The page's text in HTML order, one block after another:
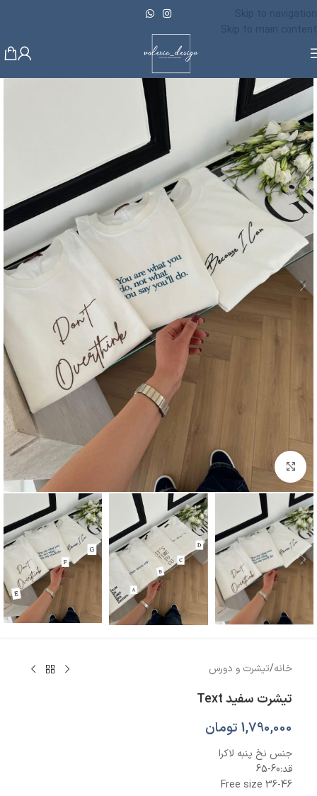
Skip to navigation
Skip to main content
بزرگنمایی تصویر
خانه/تیشرت و دورس
تیشرت سفید Text
1,790,000 تومان
جنس نخ پنبه لاکرا
قد:60-65
Free size 36-46